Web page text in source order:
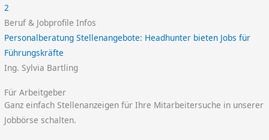
Beruf & Jobprofile Infos
Personalberatung Stellenangebote: Headhunter bieten Jobs für
Führungskräfte
Ing. Sylvia Bartling
Für Arbeitgeber
Ganz einfach Stellenanzeigen für Ihre Mitarbeitersuche in unserer
Jobbörse schalten.